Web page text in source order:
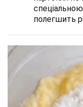
полегшить